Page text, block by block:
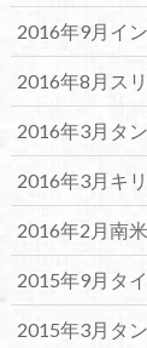
2016年9月イ
2016年8月ス
2016年3月タ
2016年3月キ
2016年2月南
2015年9月タ
2015年3月タ